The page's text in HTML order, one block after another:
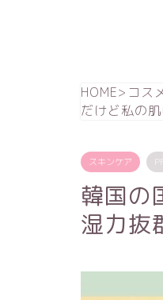
HOME> コス
だけど私の
スキンケア PR
韓国の
湿力抜